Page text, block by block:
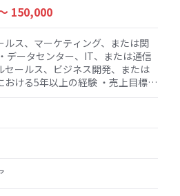
問題を特定して対処する ・建
イムリーな修理とメンテナンス
な問題を解決する ・工具の可用性
機器の在庫管理を徹底する ・外部
質基準を監督する ・会社の方針
制に準拠した安全な作業環境を確
プロジェクトおよび
に計画、調整、実行する ・予防
ラムを導入し、監督する ・メン
メンテナンス中に特定された不備
150,000
ルス、マーケティング、または関
データセンター、IT、または通信
セールス、ビジネス開発、または
おける5年以上の経験 ・売上目標を
ル ・ペースの速いグローバル環
など）および販売分析の